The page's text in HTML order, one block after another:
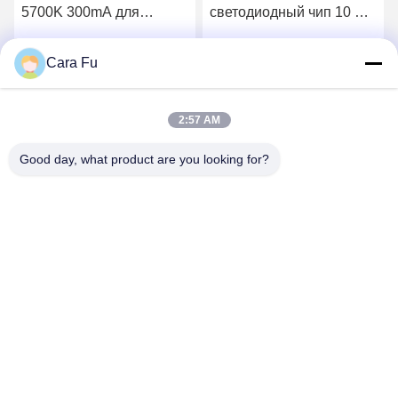
5700K 300mA для
светодиодный чип 10 Вт
3000K 1000 лм 2000 лм,
Cara Fu
2:57 AM
Good day, what product are you looking for?